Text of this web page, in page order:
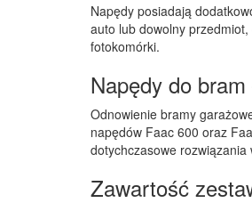
Napędy posiadają
auto lub dowolny
fotokomórki.
Napędy do
Odnowienie bramy
napędów Faac 600 oraz
dotychczasowe
Zawartość